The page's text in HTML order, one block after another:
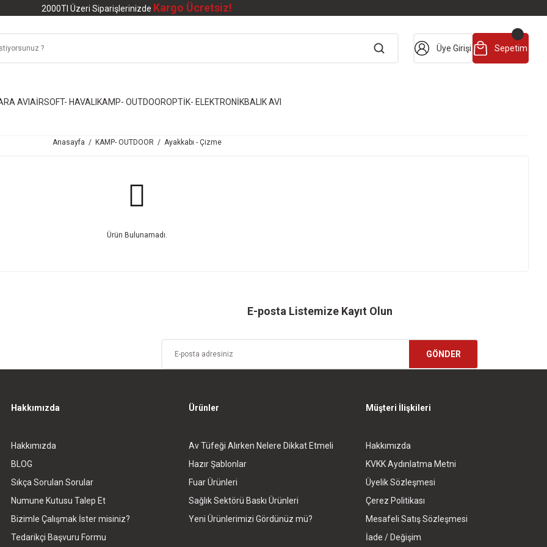
2000Tl Üzeri Siparişlerinizde Kargo Ücretsiz!
Üye Girişi Sepetim
AVIAİRSOFT- HAVALI KAMP- OUTDOOROPTİK- ELEKTRONİKBALIK AVI
Anasayfa KAMP- OUTDOOR Ayakkabı - Çizme
Ürün Bulunamadı.
E-posta Listemize Kayıt Olun
GÖNDER
Hakkımızda
Hakkımızda
BLOG
Sıkça Sorulan Sorular
Numune Kutusu Talep Et
Bizimle Çalışmak İster misiniz?
Tedarikçi Başvuru Formu
Ürünler
Av Tüfeği Alırken Nelere Dikkat Etmeli
Hazır Şablonlar
Fuar Ürünleri
Sağlık Sektörü Baskı Ürünleri
Yeni Ürünlerimizi Gördünüz mü?
Müşteri İlişkileri
Hakkımızda
KVKK Aydınlatma Metni
Üyelik Sözleşmesi
Çerez Politikası
Mesafeli Satış Sözleşmesi
İade / Değişim